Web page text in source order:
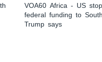
VOA60 Africa - US
federal funding to
Trump says